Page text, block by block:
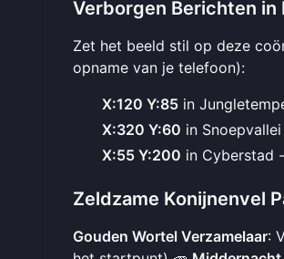
Verborgen Berichten
Zet het beeld stil op deze
opname van je telefoon):
X:120 Y:85 in
X:320 Y:60 in Snoepvallei
X:55 Y:200 in Cyberstad -
Zeldzame Konijnenvel
Gouden Wortel Verzamelaar: